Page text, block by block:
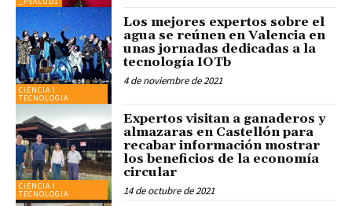
CIÈNCIA I
TECNOLOGIA
Los mejores expertos sobre el
agua se reúnen en Valencia en
unas jornadas dedicadas a la
tecnología IOTb
4 de noviembre de 2021
CIÈNCIA I
TECNOLOGIA
Expertos visitan a ganaderos y
almazaras en Castellón para
recabar información mostrar
los beneficios de la economía
circular
14 de octubre de 2021